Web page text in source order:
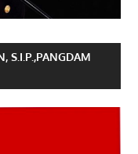
S.I.P.,PANGDAM